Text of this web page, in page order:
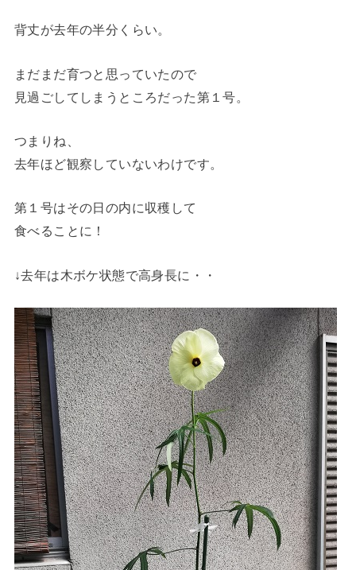
背丈が去年の半分くらい。
まだまだ育つと思っていたので
見過ごしてしまうところだった第１号。
つまりね、
去年ほど観察していないわけです。
第１号はその日の内に収穫して
食べることに！
↓去年は木ボケ状態で高身長に・・